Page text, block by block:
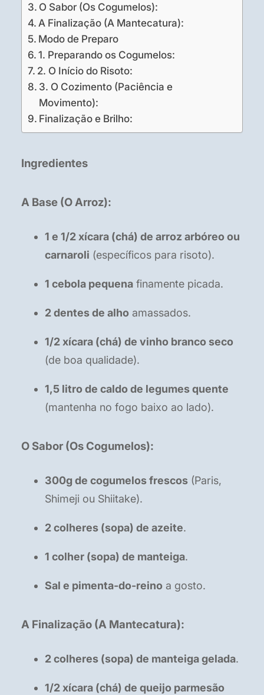
O Sabor (Os Cogumelos):
A Finalização (A Mantecatura):
Modo de Preparo
1. Preparando os Cogumelos:
2. O Início do Risoto:
3. O Cozimento (Paciência e
Movimento):
Finalização e Brilho:
Ingredientes
A Base (O Arroz):
1 e 1/2 xícara (chá) de arroz arbóreo ou
carnaroli (específicos para risoto).
1 cebola pequena finamente picada.
2 dentes de alho amassados.
1/2 xícara (chá) de vinho branco seco
(de boa qualidade).
1,5 litro de caldo de legumes quente
(mantenha no fogo baixo ao lado).
O Sabor (Os Cogumelos):
300g de cogumelos frescos (Paris,
Shimeji ou Shiitake).
2 colheres (sopa) de azeite.
1 colher (sopa) de manteiga.
Sal e pimenta-do-reino a gosto.
A Finalização (A Mantecatura):
2 colheres (sopa) de manteiga gelada.
1/2 xícara (chá) de queijo parmesão